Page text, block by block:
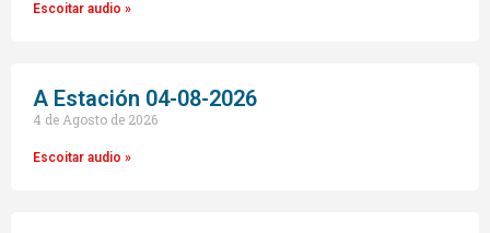
Escoitar audio »
A Estación 04-08-2026
4 de Agosto de 2026
Escoitar audio »